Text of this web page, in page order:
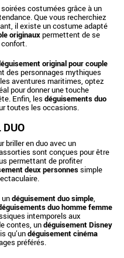
costumées grâce à un
Que vous recherchiez
il existe un costume adapté
originauxpermettent de se
original pour couple
des personnages mythiques
aventures maritimes, optez
pour donner une touche
Enfin, les déguisements duo
toutes les occasions.
DUO
briller en duo avec un
sont conçues pour être
permettant de profiter
deux personnessimple
déguisement duo simple
duo homme femme
intemporels aux
contes, undéguisement Disney
qu’undéguisement cinéma
préférés.